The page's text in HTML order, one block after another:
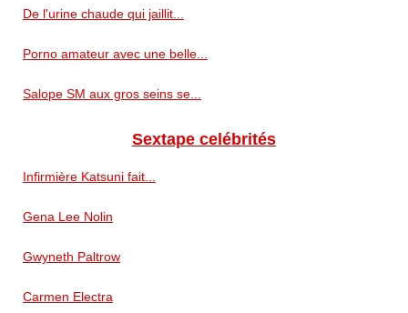
De l'urine chaude qui jaillit...
Porno amateur avec une belle...
Salope SM aux gros seins se...
Sextape celébrités
Infirmière Katsuni fait...
Gena Lee Nolin
Gwyneth Paltrow
Carmen Electra